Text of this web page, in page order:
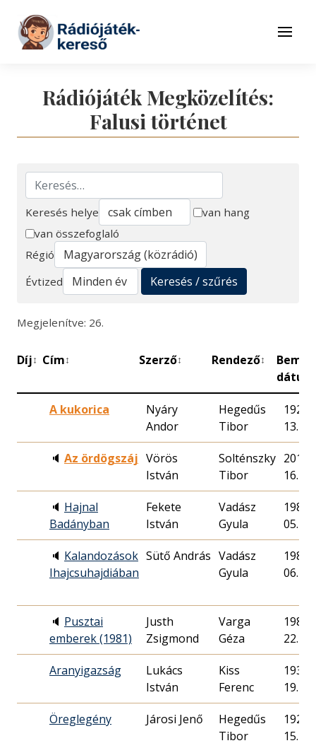
Tovább a tartalomhoz
Menü
Rádiójáték Megközelítés:
Falusi történet
Keresés
Keresés helye
van hang
van összefoglaló
Régió
Évtized
Keresés / szűrés
Megjelenítve: 26.
Díj↕ Cím↕ Szerző↕ Rendező↕
A kukorica
Nyáry
Andor
Hegedűs
Tibor
1929.
13.
🔈 Az ördögszáj Vörös
István
Solténszky
Tibor
2011.
16.
🔈 Hajnal
Badányban
Fekete
István
Vadász
Gyula
1989.
05.
🔈 Kalandozások
Ihajcsuhajdiában
Sütő András Vadász
Gyula
1988.
06.
🔈 Pusztai
emberek (1981)
Justh
Zsigmond
Varga
Géza
1981.
22.
Aranyigazság
Lukács
István
Kiss
Ferenc
1935.
19.
Öreglegény Járosi Jenő
Hegedűs
Tibor
1929.
15.